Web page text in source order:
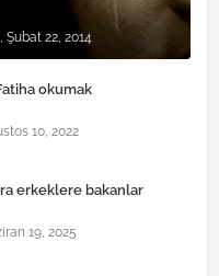
22, 2014
okumak
10, 2022
erkeklere bakanlar
19, 2025